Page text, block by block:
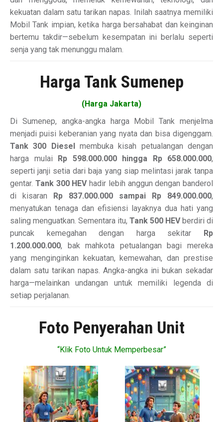
kekuatan dalam satu tarikan napas. Inilah saatnya memiliki
Mobil Tank impian, ketika harga bersahabat dan keinginan
bertemu takdir—sebelum kesempatan ini berlalu seperti
senja yang tak menunggu malam.
Harga Tank Sumenep
(Harga Jakarta)
Di Sumenep, angka-angka harga Mobil Tank menjelma
menjadi puisi keberanian yang nyata dan bisa digenggam.
Tank 300 Diesel
membuka kisah petualangan dengan
harga mulai
Rp 598.000.000 hingga Rp 658.000.000,
seperti janji setia dari baja yang siap melintasi jarak tanpa
gentar. Tank 300 HEVhadir lebih anggun dengan banderol
di kisaran
Rp 837.000.000 sampai Rp 849.000.000,
menyatukan tenaga dan efisiensi layaknya dua hati yang
saling menguatkan. Sementara itu, Tank 500 HEVberdiri di
puncak kemegahan dengan harga sekitar
Rp
1.200.000.000, bak mahkota petualangan bagi mereka
yang menginginkan kekuatan, kemewahan, dan prestise
dalam satu tarikan napas. Angka-angka ini bukan sekadar
harga—melainkan undangan untuk memiliki legenda di
setiap perjalanan.
Foto Penyerahan Unit
“Klik Foto Untuk Memperbesar”